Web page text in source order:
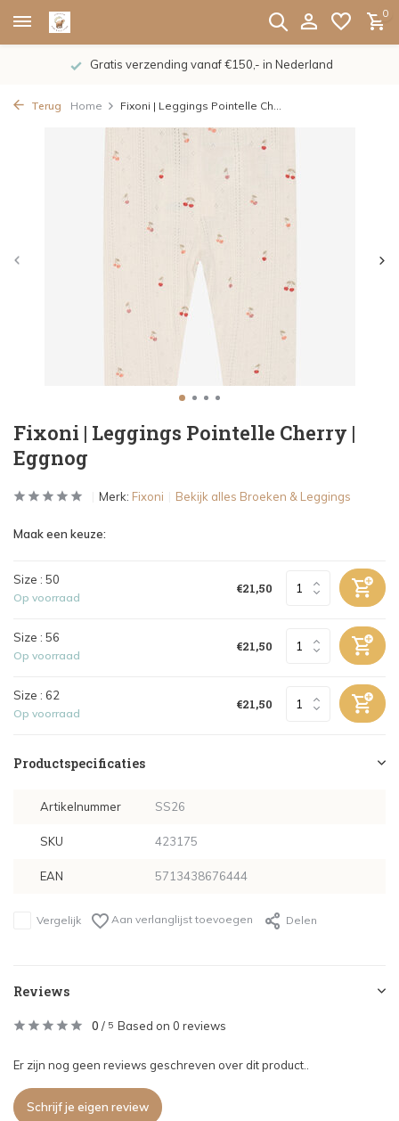
0
Gratis verzending vanaf €150,- in Nederland
Terug Home Fixoni | Leggings Pointelle Ch...
Fixoni | Leggings Pointelle Cherry |
Eggnog
Merk: Fixoni Bekijk alles Broeken & Leggings
Maak een keuze:
Size : 50
Op voorraad
€21,50
Size : 56
Op voorraad
€21,50
Size : 62
Op voorraad
€21,50
Productspecificaties
Artikelnummer SS26
SKU 423175
EAN 5713438676444
Vergelijk Aan verlanglijst toevoegen Delen
Reviews
0 / 5 Based on 0 reviews
Er zijn nog geen reviews geschreven over dit product..
Schrijf je eigen review